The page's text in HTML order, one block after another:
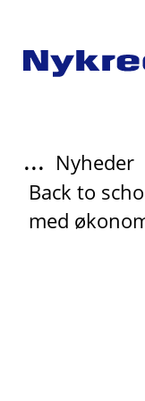
... Nyheder
Back to
med